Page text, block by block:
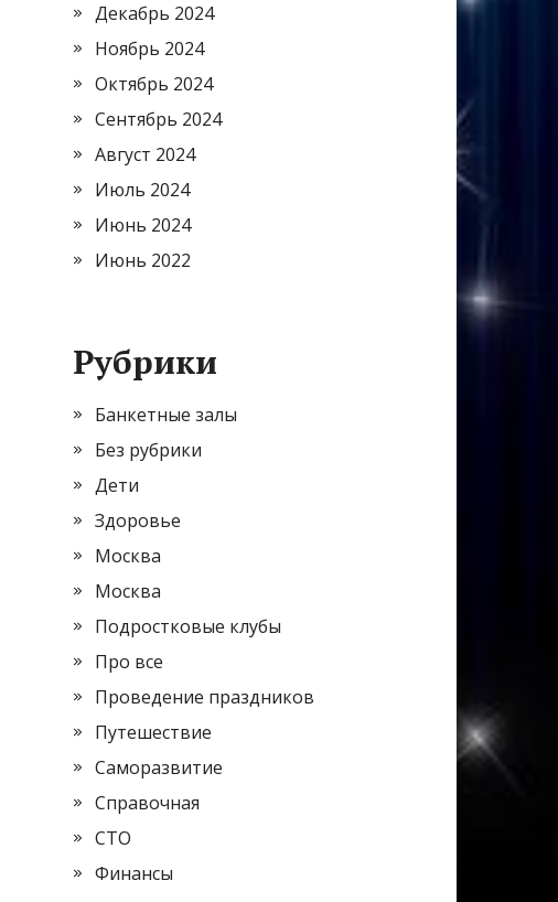
Декабрь 2024
Ноябрь 2024
Октябрь 2024
Сентябрь 2024
Август 2024
Июль 2024
Июнь 2024
Июнь 2022
Рубрики
Банкетные залы
Без рубрики
Дети
Здоровье
Москва
Москва
Подростковые клубы
Про все
Проведение праздников
Путешествие
Саморазвитие
Справочная
СТО
Финансы